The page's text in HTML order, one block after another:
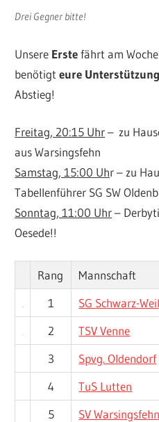
Drei Gegner bitte!
Unsere Erstefährt am
benötigteure Unterstützung
Abstieg!
Freitag, 20:15 Uhr– zu
aus Warsingsfehn
Samstag, 15:00 Uhr – zu
Tabellenführer SG SW
Sonntag, 11:00 Uhr–
Oesede!!
Rang Mannschaft
1
SG Schwarz-
2
TSV Venne
3
Spvg. Oldendorf
4
TuS Lutten
5
SV Warsingsfehn